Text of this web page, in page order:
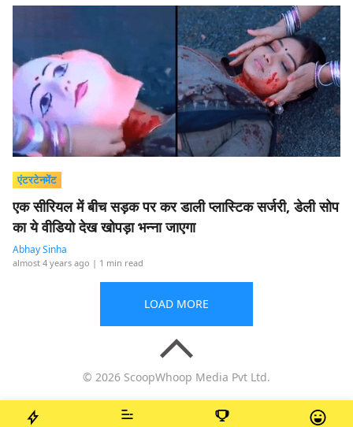
एंटरटेनमेंट
एक सीरियल में बीच सड़क पर कर डाली प्लास्टिक सर्जरी, डेली सोप
का ये वीडियो देख खोपड़ा भन्ना जाएगा
Abhay Sinha
almost 4 years ago | 1 min read
LOAD MORE
© 2026 ScoopWhoop Media Pvt Ltd.